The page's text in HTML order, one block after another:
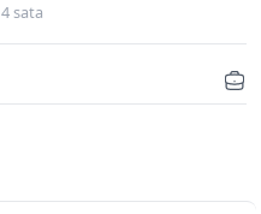
4 sata